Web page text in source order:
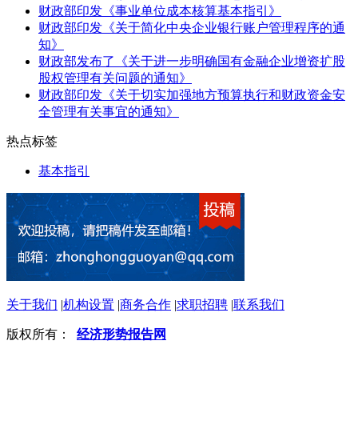
财政部印发《事业单位成本核算基本指引》
财政部印发《关于简化中央企业银行账户管理程序的通
知》
财政部发布了《关于进一步明确国有金融企业增资扩股
股权管理有关问题的通知》
财政部印发《关于切实加强地方预算执行和财政资金安
全管理有关事宜的通知》
热点标签
基本指引
关于我们 |机构设置 |商务合作 |求职招聘 |联系我们
版权所有： 经济形势报告网